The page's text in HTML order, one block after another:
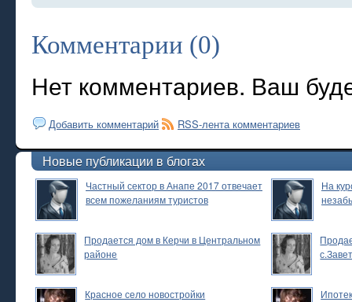
Комментарии (0)
Нет комментариев. Ваш
Добавить комментарий RSS-лента комментариев
Новые публикации в блогах
Частный сектор в Анапе 2017 отвечает
всем пожеланиям туристов
На
Продается дом в Керчи в Центральном
районе
Красное село новостройки